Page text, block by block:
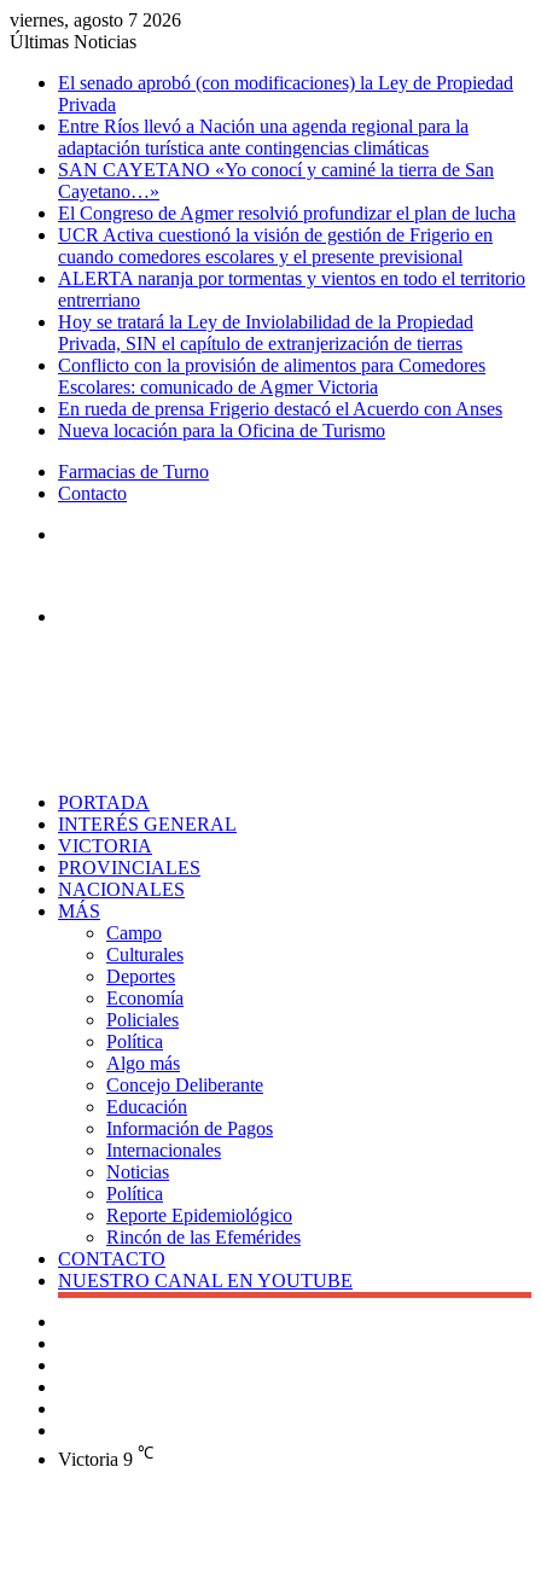
viernes, agosto 7 2026
Últimas Noticias
El senado aprobó (con modificaciones) la Ley de Propiedad
Privada
Entre Ríos llevó a Nación una agenda regional para la
adaptación turística ante contingencias climáticas
SAN CAYETANO «Yo conocí y caminé la tierra de San
Cayetano…»
El Congreso de Agmer resolvió profundizar el plan de lucha
UCR Activa cuestionó la visión de gestión de Frigerio en
cuando comedores escolares y el presente previsional
ALERTA naranja por tormentas y vientos en todo el territorio
entrerriano
Hoy se tratará la Ley de Inviolabilidad de la Propiedad
Privada, SIN el capítulo de extranjerización de tierras
Conflicto con la provisión de alimentos para Comedores
Escolares: comunicado de Agmer Victoria
En rueda de prensa Frigerio destacó el Acuerdo con Anses
Nueva locación para la Oficina de Turismo
Farmacias de Turno
Contacto
PORTADA
INTERÉS GENERAL
VICTORIA
PROVINCIALES
NACIONALES
MÁS
Campo
Culturales
Deportes
Economía
Policiales
Política
Algo más
Concejo Deliberante
Educación
Información de Pagos
Internacionales
Noticias
Política
Reporte Epidemiológico
Rincón de las Efemérides
CONTACTO
NUESTRO CANAL EN YOUTUBE
Victoria 9 ℃